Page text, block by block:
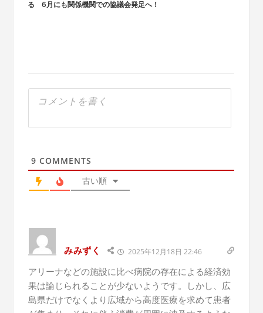
る 6月にも関係機関での協議会発足へ！
9 COMMENTS
古い順
みみずく 2025年12月18日 22:46
アリーナなどの施設に比べ病院の存在による経済効
果は論じられることが少ないようです。しかし、広
島県だけでなくより広域から高度医療を求めて患者